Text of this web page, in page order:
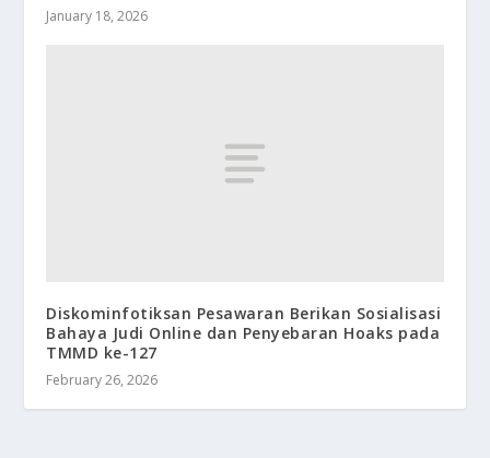
January 18, 2026
Diskominfotiksan Pesawaran Berikan Sosialisasi
Bahaya Judi Online dan Penyebaran Hoaks pada
TMMD ke-127
February 26, 2026